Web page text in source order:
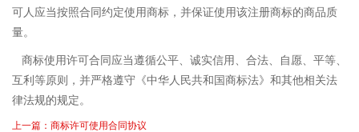
可人应当按照合同约定使用商标，并保证使用该注册商标的商品质
量。
商标使用许可合同应当遵循公平、诚实信用、合法、自愿、平等、
互利等原则，并严格遵守《中华人民共和国商标法》和其他相关法
律法规的规定。
上一篇：商标许可使用合同协议